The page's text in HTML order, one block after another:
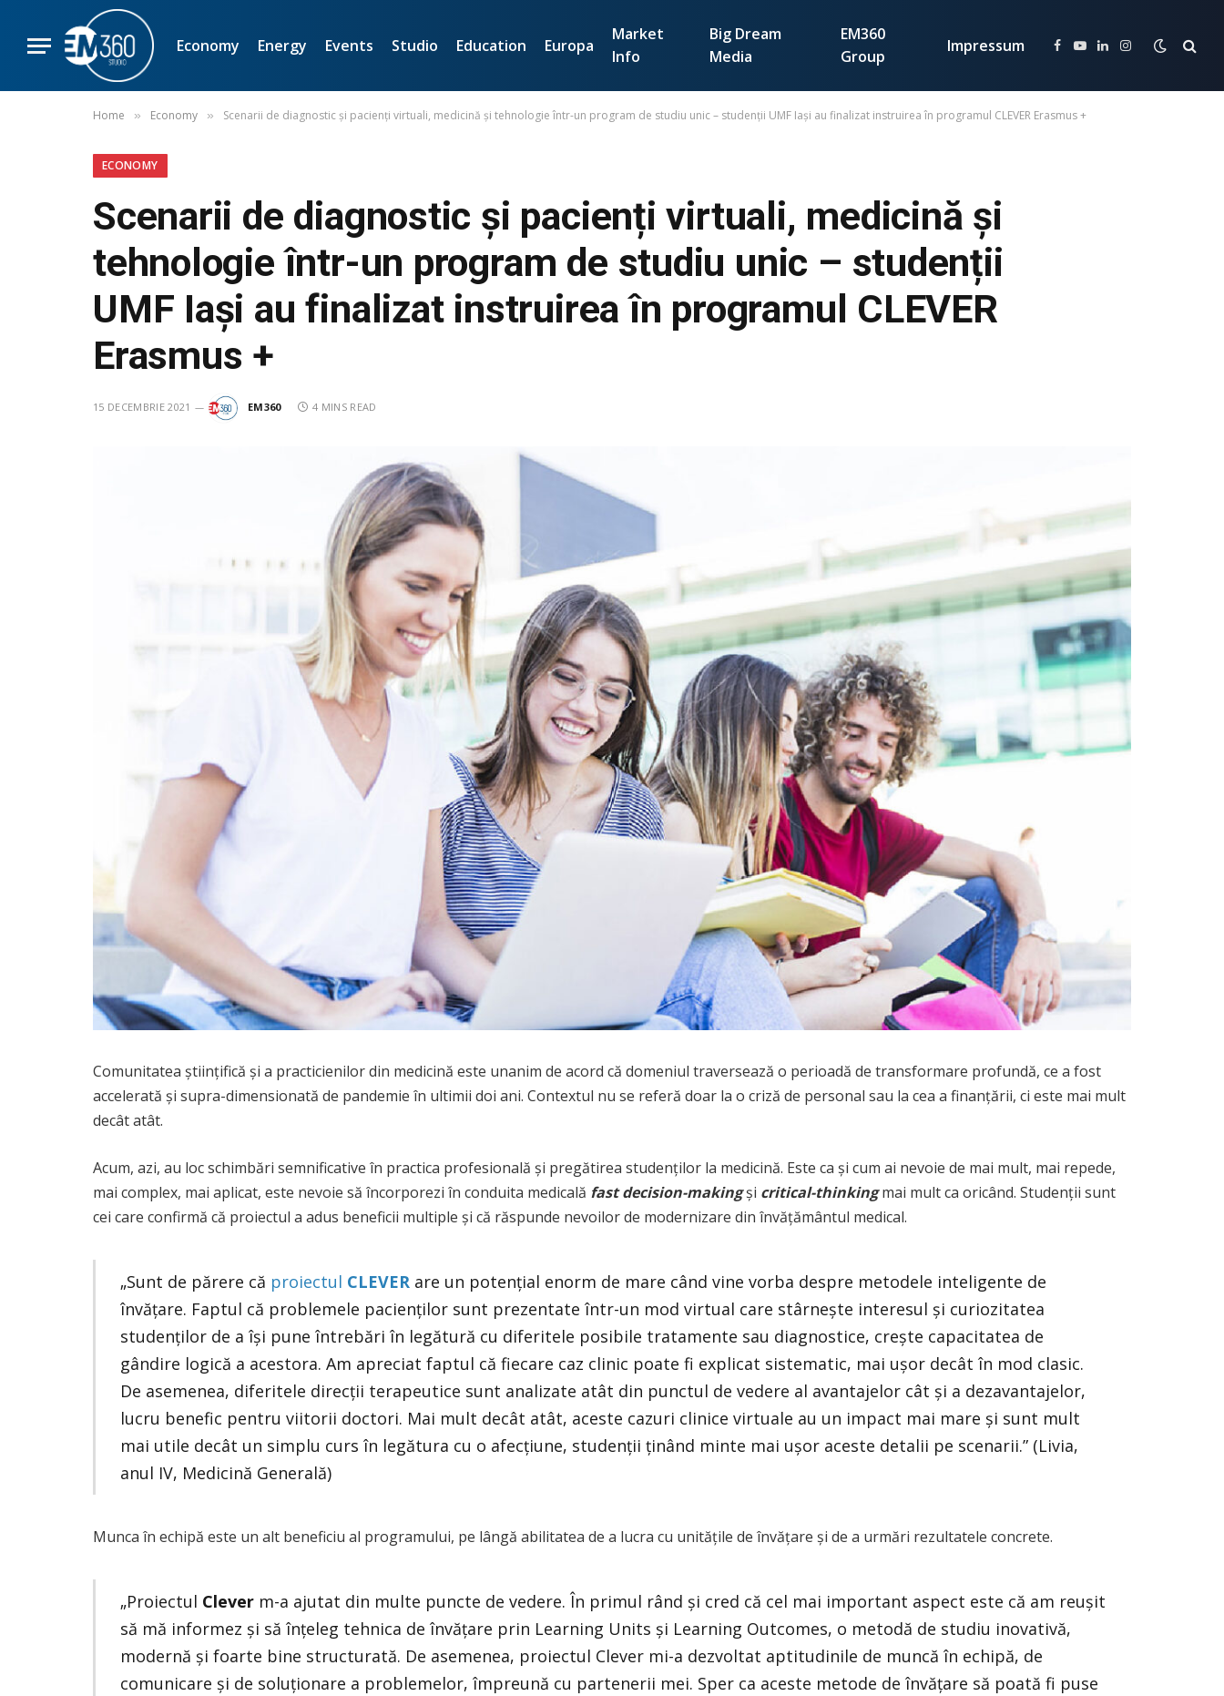
Economy Energy Events Studio Education Europa
Market
Info
Big Dream
Media
EM360
Group
Impressum Facebook
YouTube
LinkedInInstagram
Home » Economy » Scenarii de diagnostic și pacienți virtuali, medicină și tehnologie într-un program de studiu unic – studenții UMF Iași au finalizat instruirea în programul CLEVER Erasmus +
ECONOMY
Scenarii de diagnostic și pacienți virtuali, medicină și
tehnologie într-un program de studiu unic – studenții
UMF Iași au finalizat instruirea în programul CLEVER
Erasmus +
15 DECEMBRIE 2021 EM360 4 MINS READ
Comunitatea științifică și a practicienilor din medicină este unanim de acord că domeniul traversează o perioadă de transformare profundă, ce a fost
accelerată și supra-dimensionată de pandemie în ultimii doi ani. Contextul nu se referă doar la o criză de personal sau la cea a finanțării, ci este mai mult
decât atât.
Acum, azi, au loc schimbări semnificative în practica profesională și pregătirea studenților la medicină. Este ca și cum ai nevoie de mai mult, mai repede,
mai complex, mai aplicat, este nevoie să încorporezi în conduita medicală fast decision-makingși critical-thinkingmai mult ca oricând. Studenții sunt
cei care confirmă că proiectul a adus beneficii multiple și că răspunde nevoilor de modernizare din învățământul medical.
„Sunt de părere că proiectul CLEVERare un potențial enorm de mare când vine vorba despre metodele inteligente de
învățare. Faptul că problemele pacienților sunt prezentate într-un mod virtual care stârnește interesul și curiozitatea
studenților de a își pune întrebări în legătură cu diferitele posibile tratamente sau diagnostice, crește capacitatea de
gândire logică a acestora. Am apreciat faptul că fiecare caz clinic poate fi explicat sistematic, mai ușor decât în mod clasic.
De asemenea, diferitele direcții terapeutice sunt analizate atât din punctul de vedere al avantajelor cât și a dezavantajelor,
lucru benefic pentru viitorii doctori. Mai mult decât atât, aceste cazuri clinice virtuale au un impact mai mare și sunt mult
mai utile decât un simplu curs în legătura cu o afecțiune, studenții ținând minte mai ușor aceste detalii pe scenarii.” (Livia,
anul IV, Medicină Generală)
Munca în echipă este un alt beneficiu al programului, pe lângă abilitatea de a lucra cu unitățile de învățare și de a urmări rezultatele concrete.
„Proiectul Cleverm-a ajutat din multe puncte de vedere. În primul rând și cred că cel mai important aspect este că am reușit
să mă informez și să înțeleg tehnica de învățare prin Learning Units și Learning Outcomes, o metodă de studiu inovativă,
modernă și foarte bine structurată. De asemenea, proiectul Clever mi-a dezvoltat aptitudinile de muncă în echipă, de
comunicare și de soluționare a problemelor, împreună cu partenerii mei. Sper ca aceste metode de învățare să poată fi puse